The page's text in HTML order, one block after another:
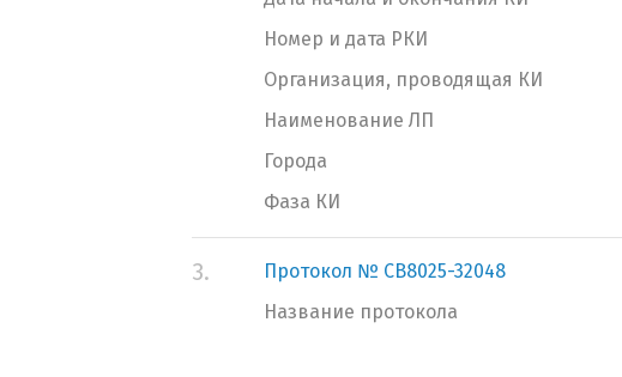
Номер и дата РКИ
Организация, проводящая КИ
Наименование ЛП
Города
Фаза КИ
3.
Протокол № CB8025-32048
Название протокола